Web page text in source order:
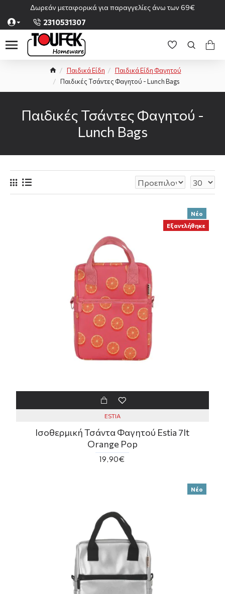
Δωρεάν μεταφορικά για παραγγελίες άνω των 69€
2310531307
Παιδικά Είδη
Παιδικά Είδη Φαγητού
Παιδικές Τσάντες Φαγητού - Lunch Bags
Παιδικές Τσάντες Φαγητού -
Lunch Bags
Νέο
Εξαντλήθηκε
ESTIA
Ισοθερμική Τσάντα Φαγητού Estia 7lt
Orange Pop
19,90€
Νέο